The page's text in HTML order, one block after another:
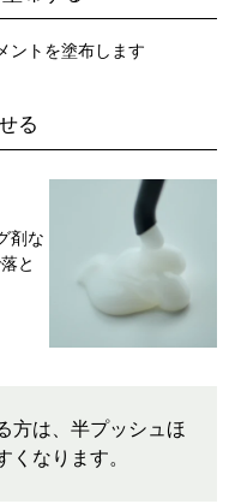
ントを塗布します
る
剤な
と
方は、半プッシュほ
なります。